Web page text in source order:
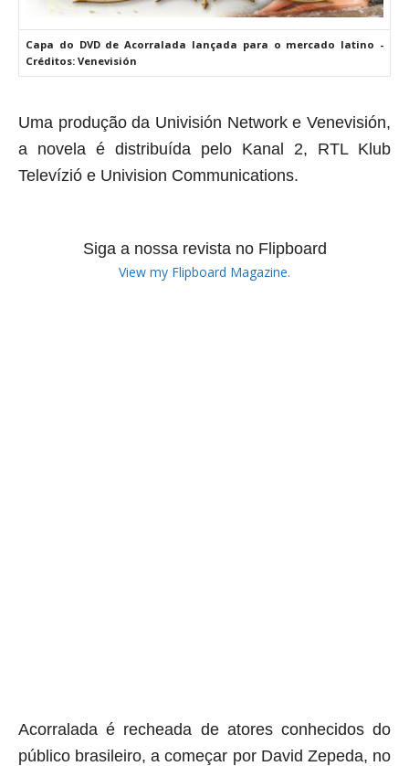
Capa do DVD de Acorralada lançada para o mercado latino -
Créditos: Venevisión
Uma produção da Univisión Network e Venevisión,
a novela é distribuída pelo Kanal 2, RTL Klub
Televízió e Univision Communications.
Siga a nossa revista no Flipboard
View my Flipboard Magazine.
Acorralada é recheada de atores conhecidos do
público brasileiro, a começar por David Zepeda, no